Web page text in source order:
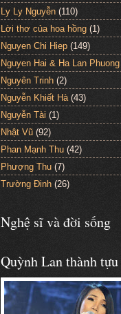
Ly Ly Nguyễn (110)
Lời thơ của hoa hồng (1)
Nguyen Chi Hiep (149)
Nguyen Hai & Ha Lan Phuong
Nguyên Trinh (2)
Nguyễn Khiết Hà (43)
Nguyễn Tài (1)
Nhật Vũ (92)
Phan Mạnh Thu (42)
Phượng Thu (7)
Trường Đinh (26)
Nghệ sĩ và đời sống
Quỳnh Lan thành